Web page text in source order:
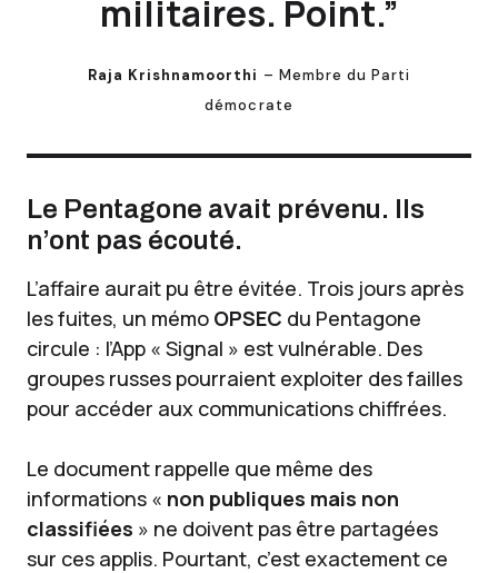
militaires. Point.”
Raja Krishnamoorthi – Membre du Parti
démocrate
Le Pentagone avait prévenu. Ils
n’ont pas écouté.
L’affaire aurait pu être évitée. Trois jours après
les fuites, un mémo OPSEC du Pentagone
circule : l’App « Signal » est vulnérable. Des
groupes russes pourraient exploiter des failles
pour accéder aux communications chiffrées.
Le document rappelle que même des
informations « non publiques mais non
classifiées » ne doivent pas être partagées
sur ces applis. Pourtant, c’est exactement ce